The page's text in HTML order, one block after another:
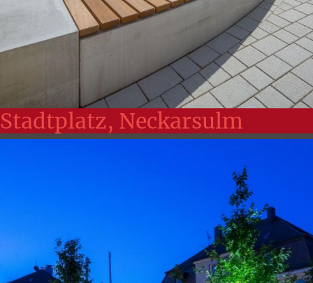
Stadtplatz, Neckarsulm